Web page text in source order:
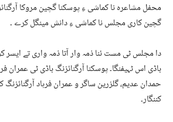
محفل مشاعرہ نا کماشی ءِ پوسکنا گچین مروکا
گچین کاری مجلس نا کماشی ءِ دانش مینگل کرے ۔
دا مجلس ٹی مست ئنا ذمہ وار آتا ذمہ واری تے ایسر
باڈی اس ٹہیفنگا۔ پوسکنا آرگنائزنگ باڈی ٹی عمران
حمدان عدیم، گلزرین ساگر و عمران فرہاد
کننگار۔